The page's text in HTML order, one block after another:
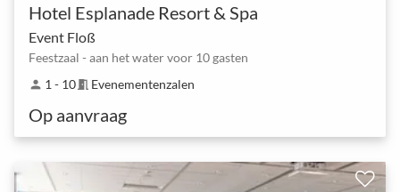
Hotel Esplanade Resort & Spa
Event Floß
Feestzaal - aan het water voor 10 gasten
person 1 - 10meeting_room Evenementenzalen
Op aanvraag